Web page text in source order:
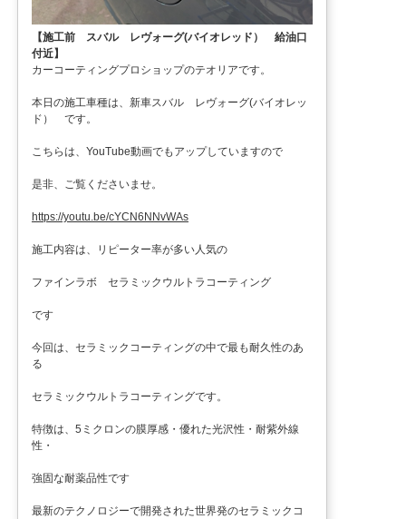
【施工前 スバル レヴォーグ(バイオレッド） 給油口
付近】
カーコーティングプロショップのテオリアです。
本日の施工車種は、新車スバル レヴォーグ(バイオレッ
ド） です。
こちらは、YouTube動画でもアップしていますので
是非、ご覧くださいませ。
https://youtu.be/cYCN6NNvWAs
施工内容は、リピーター率が多い人気の
ファインラボ セラミックウルトラコーティング
です
今回は、セラミックコーティングの中で最も耐久性のあ
る
セラミックウルトラコーティングです。
特徴は、5ミクロンの膜厚感・優れた光沢性・耐紫外線
性・
強固な耐薬品性です
最新のテクノロジーで開発された世界発のセラミックコ